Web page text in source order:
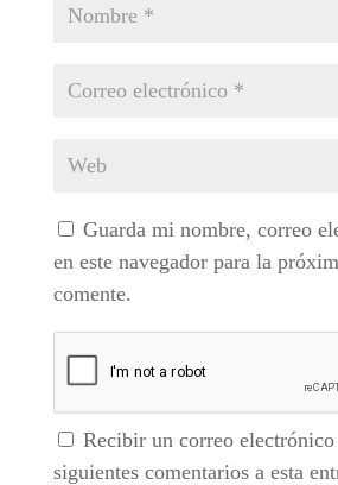
Guarda mi nombre, correo
en este navegador para la
comente.
Recibir un correo
siguientes comentarios a esta